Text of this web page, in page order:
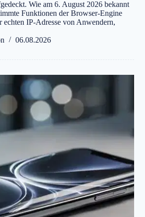
Wie am 6. August 2026 bekannt
Funktionen der Browser-Engine
echten IP-Adresse von Anwendern,
06.08.2026